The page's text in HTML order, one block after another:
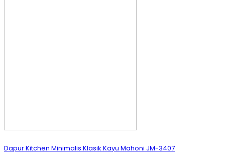
Dapur Kitchen Minimalis Klasik Kayu Mahoni JM-3407